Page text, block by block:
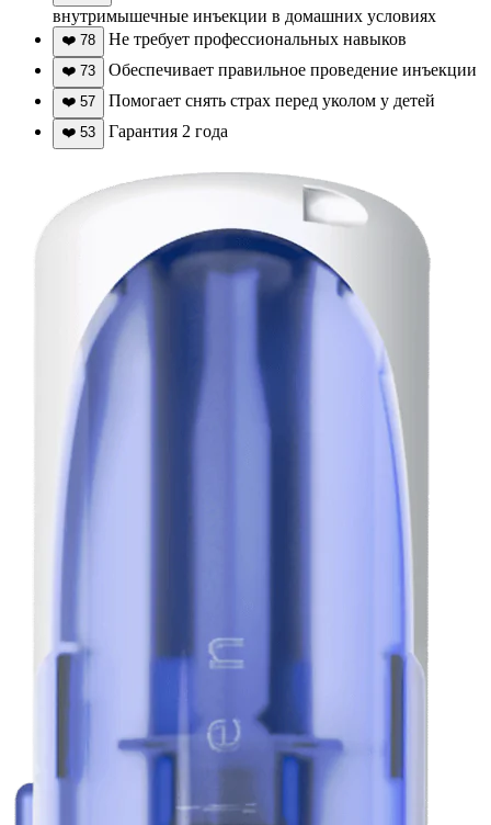
внутримышечные инъекции в домашних условиях
❤️ 78 Не требует профессиональных навыков
❤️ 73 Обеспечивает правильное проведение инъекции
❤️ 57 Помогает снять страх перед уколом у детей
❤️ 53 Гарантия 2 года